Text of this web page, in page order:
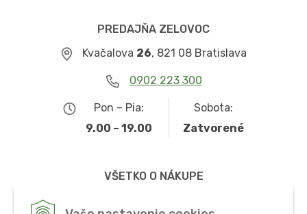
PREDAJŇA ZELOVOC
Kvačalova 26, 821 08 Bratislava
0902 223 300
Pon – Pia:
9.00 – 19.00
Sobota:
Zatvorené
VŠETKO O NÁKUPE